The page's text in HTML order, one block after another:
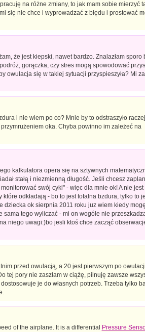
na różne zmiany, to jak mam sobie mierzyć
się nie chce i wyprowadzać z błędu i prostować
że jest kiepski, nawet bardzo. Znalazłam sporo
gorączka, czy stres mogą spowodować
owulacja się w takiej sytuacji przyspieszyła? Mi
i nie wiem po co? Mnie by to odstraszyło
oka. Chyba powinno im zależeć na
kalkulatora opera się na sztywnych
stałą i niezmienną długość. Jeśli chcesz
swój cykl" - więc dla mnie ok! A nie jest
odkładają - bo to jest totalna bzdura, tylko to
ok sierpnia 2011 roku juz wiem kiedy
tego wyliczać - mi on wogóle nie
niego uwagi:)bo jesli ktoś chce zacząć
przed owulacją, a 20 jest pierwszym po
tej pory nie zaszłam w ciążę, pilnuję zawsze
je do własnych potrzeb. Trzeba tylko
of the airplane. It is a differential Pressure